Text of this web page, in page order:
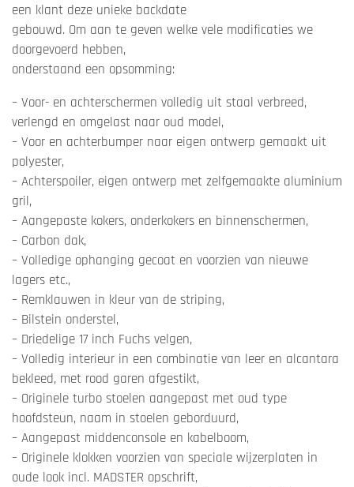
een klant deze unieke backdate
gebouwd. Om aan te geven welke vele modificaties we
doorgevoerd hebben,
onderstaand een opsomming:
– Voor- en achterschermen volledig uit staal verbreed,
verlengd en omgelast naar oud model,
– Voor en achterbumper naar eigen ontwerp gemaakt uit
polyester,
– Achterspoiler, eigen ontwerp met zelfgemaakte aluminium
gril,
– Aangepaste kokers, onderkokers en binnenschermen,
– Carbon dak,
– Volledige ophanging gecoat en voorzien van nieuwe
lagers etc.,
– Remklauwen in kleur van de striping,
– Bilstein onderstel,
– Driedelige 17 inch Fuchs velgen,
– Volledig interieur in een combinatie van leer en alcantara
bekleed, met rood garen afgestikt,
– Originele turbo stoelen aangepast met oud type
hoofdsteun, naam in stoelen geborduurd,
– Aangepast middenconsole en kabelboom,
– Originele klokken voorzien van speciale wijzerplaten in
oude look incl. MADSTER opschrift,